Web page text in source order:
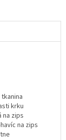
krku
na zips
na zips